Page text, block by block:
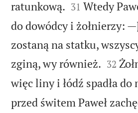
ratunkową. 

31 Wtedy
do dowódcy i żołnierzy:
zostaną na statku,
zginą, wy również. 

32
więc liny i łódź spadła do
przed świtem Paweł